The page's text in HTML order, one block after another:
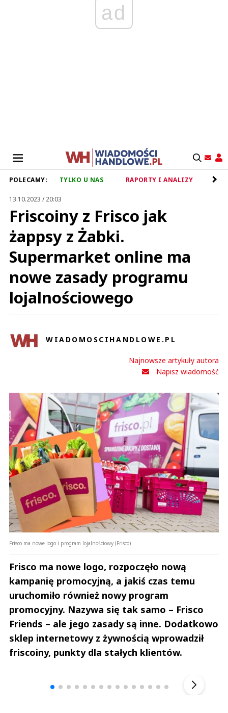
ad
POLECAMY: TYLKO U NAS RAPORTY I ANALIZY
13.10.2023 / 20:03
Friscoiny z Frisco jak
żappsy z Żabki.
Supermarket online ma
nowe zasady programu
lojalnościowego
WIADOMOSCIHANDLOWE.PL
Najnowsze artykuły autora
Napisz wiadomość
Frisco ma nowe logo i program lojalnościowy (Frisco)
Frisco ma nowe logo, rozpoczęło nową
kampanię promocyjną, a jakiś czas temu
uruchomiło również nowy program
promocyjny. Nazywa się tak samo – Frisco
Friends – ale jego zasady są inne. Dodatkowo
sklep internetowy z żywnością wprowadził
friscoiny, punkty dla stałych klientów.